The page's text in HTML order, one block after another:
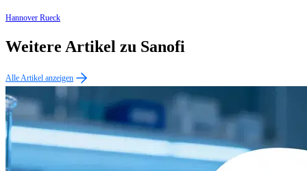
Hannover Rueck
Weitere Artikel zu Sanofi
Alle Artikel anzeigen